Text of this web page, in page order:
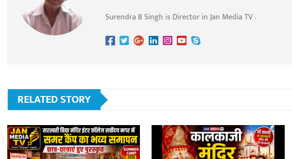
Surendra B Singh is Director in Jan Media TV .
RELATED STORY